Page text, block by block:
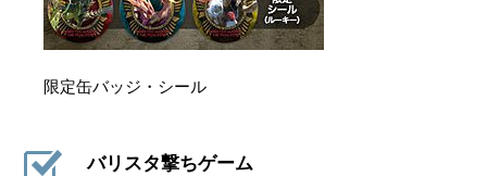
限定缶バッジ・シール
バリスタ撃ちゲーム